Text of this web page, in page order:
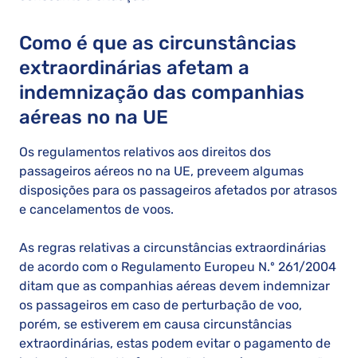
Como é que as circunstâncias
extraordinárias afetam a
indemnização das companhias
aéreas no na UE
Os regulamentos relativos aos direitos dos
passageiros aéreos no na UE, preveem algumas
disposições para os passageiros afetados por atrasos
e cancelamentos de voos.
As regras relativas a circunstâncias extraordinárias
de acordo com o Regulamento Europeu N.º 261/2004
ditam que as companhias aéreas devem indemnizar
os passageiros em caso de perturbação de voo,
porém, se estiverem em causa circunstâncias
extraordinárias, estas podem evitar o pagamento de